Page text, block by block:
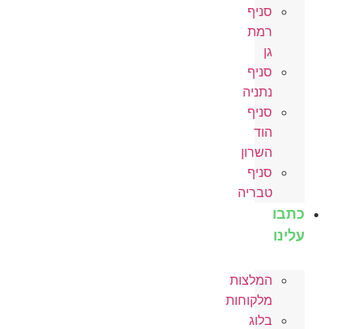
סניף
רמת
גן
סניף
נתניה
סניף
הוד
השרון
סניף
טבריה
כתבו
עלינו
המלצות
מלקוחות
בלוג